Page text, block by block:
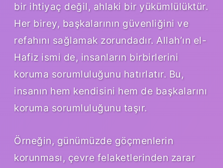
bir ihtiyaç değil, ahlaki bir yükümlülüktür.
Her birey, başkalarının güvenliğini ve
refahını sağlamak zorundadır. Allah’ın el-
Hafiz ismi de, insanların birbirlerini
koruma sorumluluğunu hatırlatır. Bu,
insanın hem kendisini hem de başkalarını
koruma sorumluluğunu taşır.
Örneğin, günümüzde göçmenlerin
korunması, çevre felaketlerinden zarar